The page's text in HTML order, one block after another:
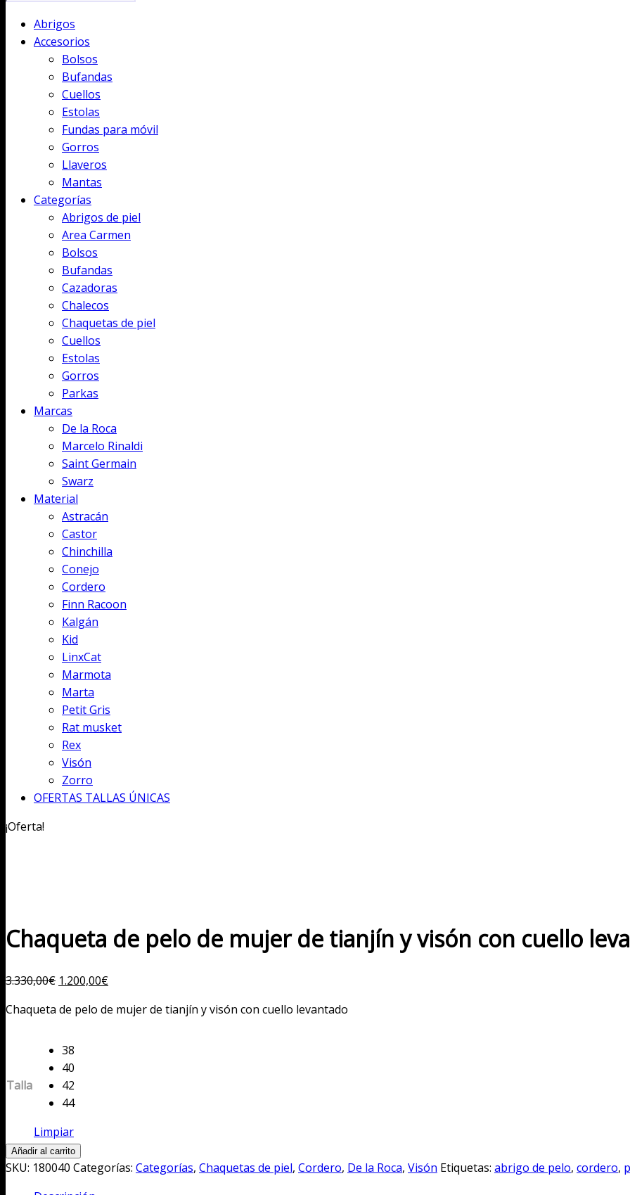
Abrigos
Accesorios
Bolsos
Bufandas
Cuellos
Estolas
Fundas para móvil
Gorros
Llaveros
Mantas
Categorías
Abrigos de piel
Area Carmen
Bolsos
Bufandas
Cazadoras
Chalecos
Chaquetas de piel
Cuellos
Estolas
Gorros
Parkas
Marcas
De la Roca
Marcelo Rinaldi
Saint Germain
Swarz
Material
Astracán
Castor
Chinchilla
Conejo
Cordero
Finn Racoon
Kalgán
Kid
LinxCat
Marmota
Marta
Petit Gris
Rat musket
Rex
Visón
Zorro
OFERTAS TALLAS ÚNICAS
¡Oferta!
Chaqueta de pelo de mujer de tianjín y visón con cuello
3.330,00€ El
original
3.330,00€.
1.200,00€El
actual
Chaqueta de pelo de mujer de tianjín y visón con cuello levantado
Talla
38
40
42
44
Limpiar
Chaqueta
de
Añadir al carrito
SKU: 180040 Categorías: Categorías, Chaquetas de piel, Cordero, De la Roca, Visón Etiquetas: abrigo de pelo, cordero,